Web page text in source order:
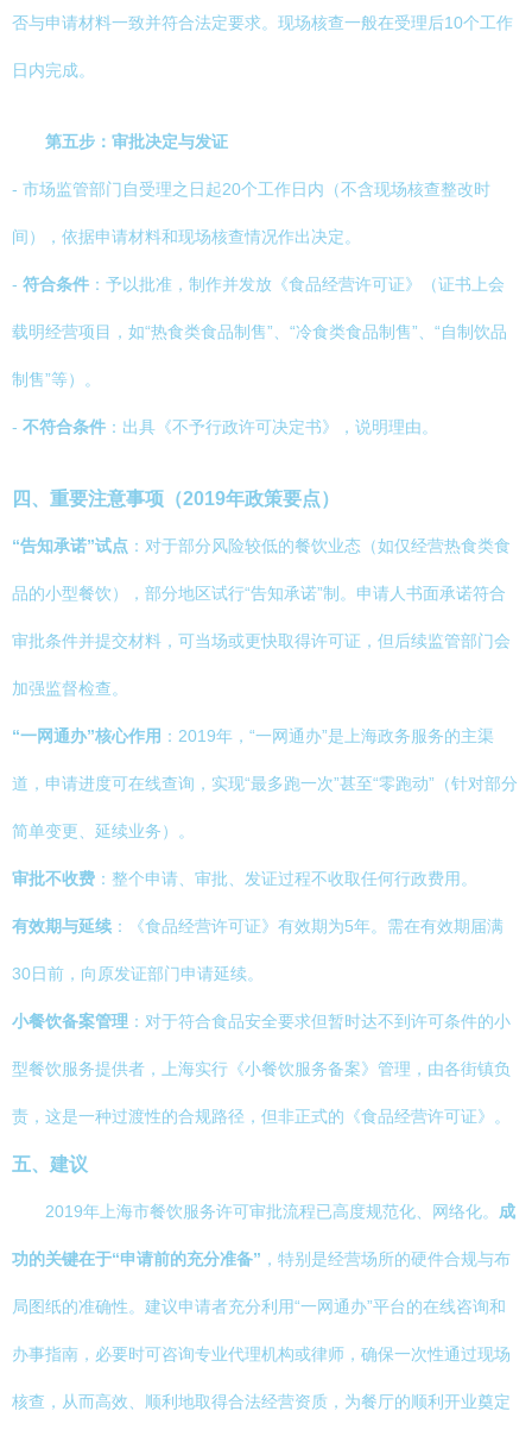
否与申请材料一致并符合法定要求。现场核查一般在受理后10个工作
日内完成。
第五步：审批决定与发证
- 市场监管部门自受理之日起20个工作日内（不含现场核查整改时
间），依据申请材料和现场核查情况作出决定。
- 符合条件 ：予以批准，制作并发放《食品经营许可证》（证书上会
载明经营项目，如“热食类食品制售”、“冷食类食品制售”、“自制饮品
制售”等）。
- 不符合条件 ：出具《不予行政许可决定书》，说明理由。
四、重要注意事项（2019年政策要点）
“告知承诺”试点 ：对于部分风险较低的餐饮业态（如仅经营热食类食
品的小型餐饮），部分地区试行“告知承诺”制。申请人书面承诺符合
审批条件并提交材料，可当场或更快取得许可证，但后续监管部门会
加强监督检查。
“一网通办”核心作用 ：2019年，“一网通办”是上海政务服务的主渠
道，申请进度可在线查询，实现“最多跑一次”甚至“零跑动”（针对部分
简单变更、延续业务）。
审批不收费 ：整个申请、审批、发证过程不收取任何行政费用。
有效期与延续 ：《食品经营许可证》有效期为5年。需在有效期届满
30日前，向原发证部门申请延续。
小餐饮备案管理 ：对于符合食品安全要求但暂时达不到许可条件的小
型餐饮服务提供者，上海实行《小餐饮服务备案》管理，由各街镇负
责，这是一种过渡性的合规路径，但非正式的《食品经营许可证》。
五、建议
2019年上海市餐饮服务许可审批流程已高度规范化、网络化。 成
功的关键在于“申请前的充分准备” ，特别是经营场所的硬件合规与布
局图纸的准确性。建议申请者充分利用“一网通办”平台的在线咨询和
办事指南，必要时可咨询专业代理机构或律师，确保一次性通过现场
核查，从而高效、顺利地取得合法经营资质，为餐厅的顺利开业奠定